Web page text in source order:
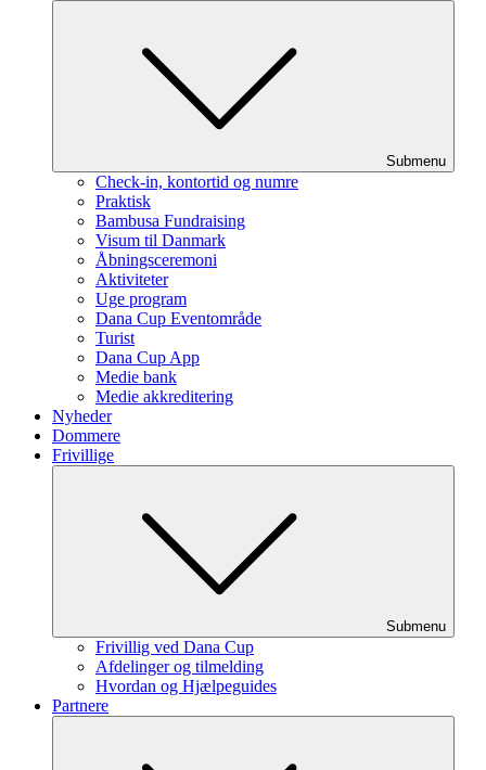
Submenu
Check-in, kontortid og numre
Praktisk
Bambusa Fundraising
Visum til Danmark
Åbningsceremoni
Aktiviteter
Uge program
Dana Cup Eventområde
Turist
Dana Cup App
Medie bank
Medie akkreditering
Nyheder
Dommere
Frivillige
Submenu
Frivillig ved Dana Cup
Afdelinger og tilmelding
Hvordan og Hjælpeguides
Partnere